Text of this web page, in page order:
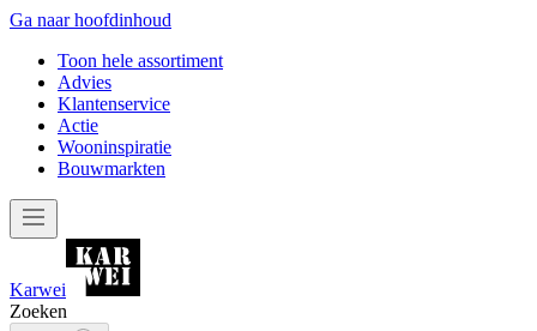
Ga naar hoofdinhoud
Toon hele assortiment
Advies
Klantenservice
Actie
Wooninspiratie
Bouwmarkten
Karwei
Zoeken